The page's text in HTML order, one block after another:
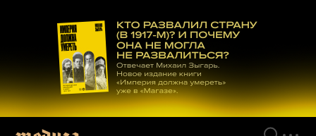
материалам